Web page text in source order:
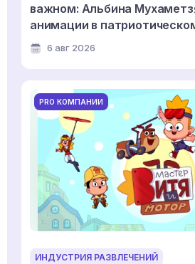
важном: Альбина
анимации в
6 авг 2026
PRO КОМПАНИИ
ИНДУСТРИЯ РАЗВЛЕЧЕНИЙ